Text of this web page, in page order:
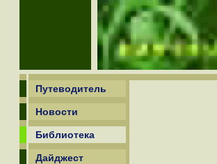
Путеводитель
Новости
Библиотека
Дайджест